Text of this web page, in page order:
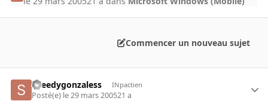
Commencer un nouveau sujet
speedygonzaless INpactien
Posté(e) le 29 mars 200521 a